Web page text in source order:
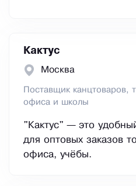
Кактус
Москва
Поставщик канцтоваров,
офиса и школы
"Кактус" — это
для оптовых заказов
офиса, учёбы.